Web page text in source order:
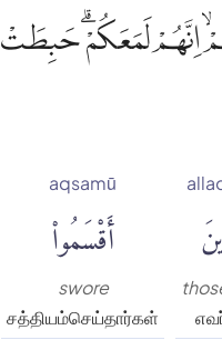
اِنَّهُمْ لَمَعَكُمْۗ حَبِطَتْ
aqsamū
أَقْسَمُوا۟
swore
சத்தியம்செய்தார்கள்